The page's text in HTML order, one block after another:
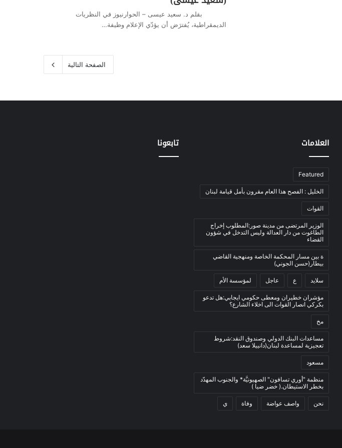
بقلم د. سعيد عيسى – الحوارنيوز في النظريات
الديمقراطية، يُفترَض أن يؤدّي الإعلام وظيفة…
الصفحة التالية
العلامات
Featured
الخليل : الفصح هذا العام مقرون بأمل قيامة لبنان
القوات
الوزير المرتضى من مدينة صور:المطلوب إخراج
الطاغوت من دار العدالة وليس التدخل في شؤون
القضاء
ة بين مسار المحكمة الخاصة ومنهجية القاضي
بيطار(حسن الجوني)
سلايد ع عاجل لمؤسسة الأم
مؤشران خطيران ومعطى حكومي ايجابي:هل تدعو
بكركي انصار القوات الى اخلاء الشارع؟
مخ
مساعدات البنك الدولي وصندوق النقد:شروط
تعجيزية لمساعدة لبنان(دانييلا سعد)
مسعود
منظمة "أوري تسافون" الصهيونيَّة* والجنوب المهدّد
بخطر الاستيطان.( خضر ضيا )
نحن واصف عواضة وفاة ي
تابعونا